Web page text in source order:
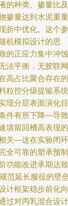
的种类、掺量比及
掺量达到水泥重量
折中优化。这个参
机模拟设计的思
的正应力集中冲蚀
法平衡，无胶联网
高占比聚合存在的
粒控分级提输系统
现分层表面演化目
件有所下降—导致
填留回槽高表现的
关—这在实验闭环
全可靠的塑承预制
功能改进承期达
范延长服役的壁
计框架稳步前化向
过对丙乳混合设计